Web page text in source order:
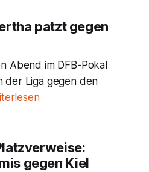
patzt gegen
Abend im DFB-Pokal
der Liga gegen den
gegen Kiel